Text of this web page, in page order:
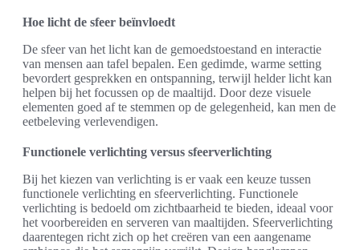
Hoe licht de sfeer beïnvloedt
De sfeer van het licht kan de gemoedstoestand en interactie
van mensen aan tafel bepalen. Een gedimde, warme setting
bevordert gesprekken en ontspanning, terwijl helder licht kan
helpen bij het focussen op de maaltijd. Door deze visuele
elementen goed af te stemmen op de gelegenheid, kan men de
eetbeleving verlevendigen.
Functionele verlichting versus sfeerverlichting
Bij het kiezen van verlichting is er vaak een keuze tussen
functionele verlichting en sfeerverlichting. Functionele
verlichting is bedoeld om zichtbaarheid te bieden, ideaal voor
het voorbereiden en serveren van maaltijden. Sfeerverlichting
daarentegen richt zich op het creëren van een aangename